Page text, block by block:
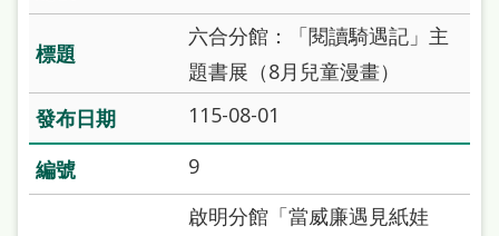
統
English
本
六合分館：「閱讀騎遇記」主
題書展（8月兒童漫畫）
115-08-01
9
啟明分館「當威廉遇見紙娃